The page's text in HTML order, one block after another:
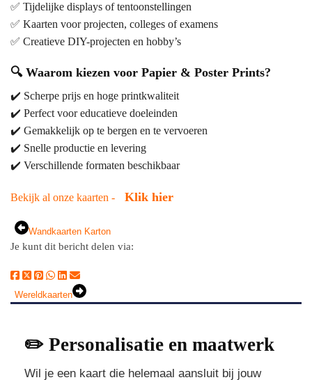
✅ Tijdelijke displays of tentoonstellingen
✅ Kaarten voor projecten, colleges of examens
✅ Creatieve DIY-projecten en hobby’s
🔍 Waarom kiezen voor Papier & Poster Prints?
✔️ Scherpe prijs en hoge printkwaliteit
✔️ Perfect voor educatieve doeleinden
✔️ Gemakkelijk op te bergen en te vervoeren
✔️ Snelle productie en levering
✔️ Verschillende formaten beschikbaar
Bekijk al onze kaarten - Klik hier
Wandkaarten Karton
Je kunt dit bericht delen via:
Wereldkaarten
✏️ Personalisatie en maatwerk
Wil je een kaart die helemaal aansluit bij jouw